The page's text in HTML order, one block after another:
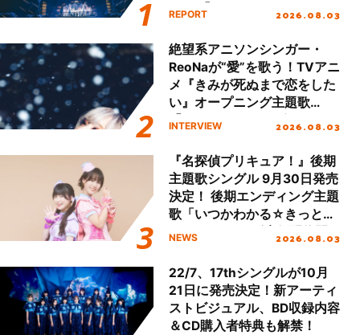
Final「NICE to meet YOU
ート!!
REPORT 2026.08.03
絶望系アニソンシンガー・
ReoNaが“愛”を歌う！TVアニ
メ『きみが死ぬまで恋をした
い』オープニング主題歌
「Amore」インタビュー
INTERVIEW 2026.08.03
『名探偵プリキュア！』後期
主題歌シングル 9月30日発売
決定！ 後期エンディング主題
歌「いつかわかる☆きっとあ
える」TVサイズ先行配信開
NEWS 2026.08.03
22/7、17thシングルが10月
21日に発売決定！新アーティ
ストビジュアル、BD収録内容
＆CD購入者特典も解禁！